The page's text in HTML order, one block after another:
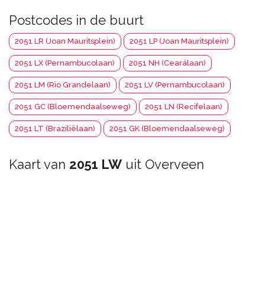
Postcodes in de buurt
2051 LR (Joan Mauritsplein) 2051 LP (Joan Mauritsplein)
2051 LX (Pernambucolaan) 2051 NH (Cearálaan)
2051 LM (Rio Grandelaan) 2051 LV (Pernambucolaan)
2051 GC (Bloemendaalseweg) 2051 LN (Recifelaan)
2051 LT (Braziliëlaan) 2051 GK (Bloemendaalseweg)
Kaart van 2051 LW uit Overveen